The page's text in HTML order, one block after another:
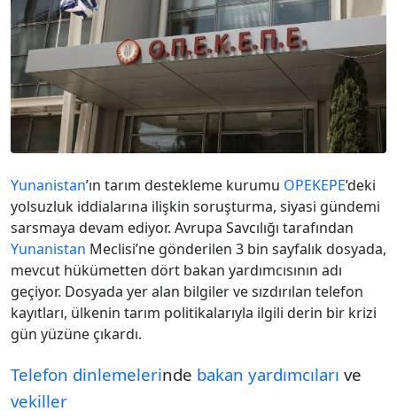
Yunanistan’ın tarım destekleme kurumu OPEKEPE’deki
yolsuzluk iddialarına ilişkin soruşturma, siyasi gündemi
sarsmaya devam ediyor. Avrupa Savcılığı tarafından
Yunanistan Meclisi’ne gönderilen 3 bin sayfalık dosyada,
mevcut hükümetten dört bakan yardımcısının adı
geçiyor. Dosyada yer alan bilgiler ve sızdırılan telefon
kayıtları, ülkenin tarım politikalarıyla ilgili derin bir krizi
gün yüzüne çıkardı.
Telefon dinlemelerinde bakan yardımcıları ve
vekiller